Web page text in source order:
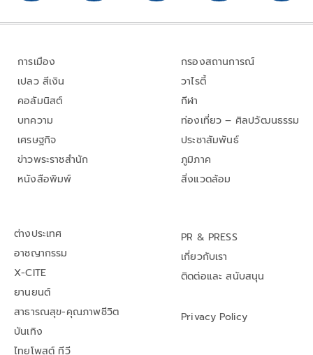
การเมือง
เปลว สีเงิน
คอลัมนิสต์
บทความ
เศรษฐกิจ
ข่าวพระราชสำนัก
หนังสือพิมพ์
กรองสถานการณ์
วาไรตี้
กีฬา
ท่องเที่ยว – ศิลปวัฒนธรรม
ประชาสัมพันธ์
ภูมิภาค
สิ่งแวดล้อม
ต่างประเทศ
อาชญากรรม
X-CITE
ยานยนต์
สาธารณสุข-คุณภาพชีวิต
บันเทิง
ไทยโพสต์ ทีวี
PR & PRESS
เกี่ยวกับเรา
ติดต่อและ สนับสนุน
Privacy Policy